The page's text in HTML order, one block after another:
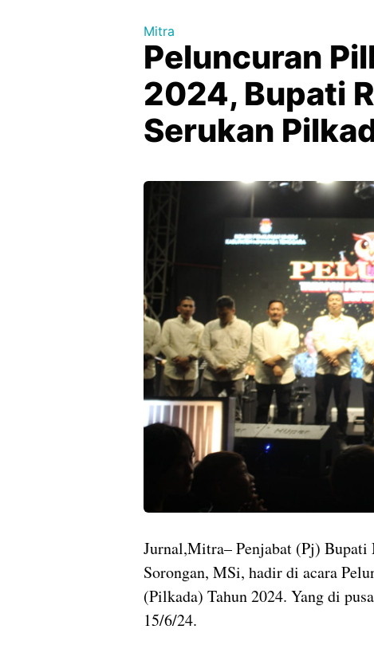
Mitra
Peluncuran
2024, Bupati
Serukan
Jurnal,Mitra– Penjabat (Pj)
Sorongan, MSi, hadir di acara
(Pilkada) Tahun 2024. Yang di
15/6/24.